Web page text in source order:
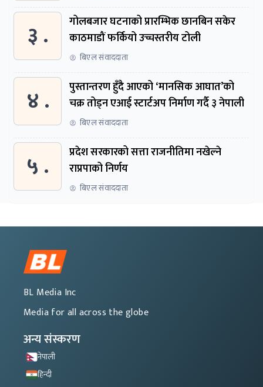
३ .
गोलबजार घटनाको प्रारम्भिक छानबिन सकेर
काठमाडौं फर्कियो उच्चस्तरीय टोली
बिएल संवाददाता
४ .
पुस्तान्तरण हुँदै आएको ‘मानसिक आघात’को
चक्र तोड्न एआई स्टार्टअप निर्माण गर्दै ३ नेपाली
बिएल संवाददाता
५ .
प्रदेश सरकारको सत्ता राजनीतिमा नखेल्ने
राप्रपाको निर्णय
बिएल संवाददाता
BL Media Inc
Media for all across the globe
अन्य संस्करण
नेपाली
हिन्दी